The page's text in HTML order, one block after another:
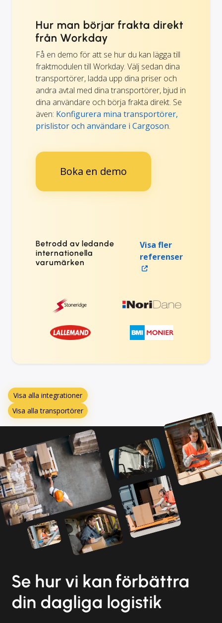
Hur man börjar frakta direkt
från Workday
Få en demo för att se hur du kan lägga till
fraktmodulen till Workday. Välj sedan dina
transportörer, ladda upp dina priser och
andra avtal med dina transportörer, bjud in
dina användare och börja frakta direkt. Se
även: Konfigurera mina transportörer,
prislistor och användare i Cargoson.
Boka en demo
Betrodd av ledande
internationella
varumärken
Visa fler
referenser
Visa alla integrationer
Visa alla transportörer
Se hur vi kan förbättra
din dagliga logistik